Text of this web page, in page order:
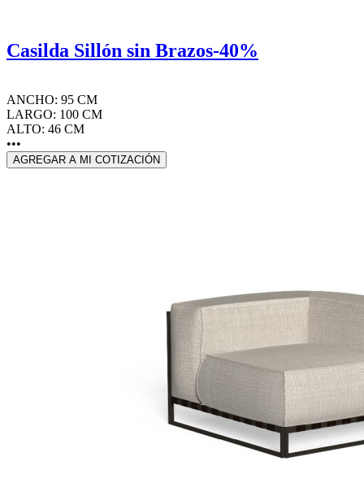
Casilda Sillón sin Brazos-40%
ANCHO: 95 CM
LARGO: 100 CM
ALTO: 46 CM
•••
AGREGAR A MI COTIZACIÓN